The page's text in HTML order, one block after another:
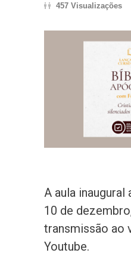
457 Visualizações
A aula
10 de
transmissão ao
Youtube.